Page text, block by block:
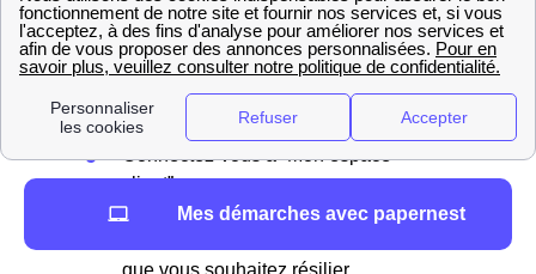
résiliation pour votre logement à Lyon 4 (69004).
En ligne
Vous avez également la possibilité de résilier en
ligne en vous rendant sur votre espace client sur
le site d'Engie. Voici les étapes à suivre :
Connectez-vous à “Mon espace
client”.
Rendez-vous dans la section dédiée à
Mes démarches avec papernest